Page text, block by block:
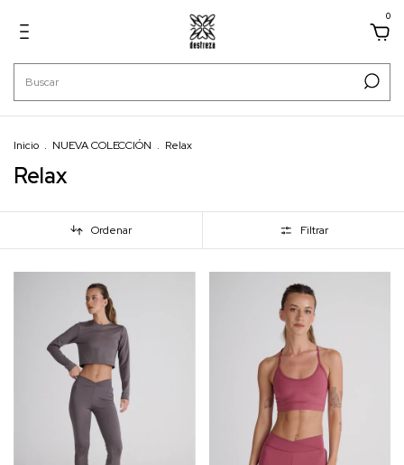
0
Inicio . NUEVA COLECCIÓN . Relax
Relax
Ordenar Filtrar